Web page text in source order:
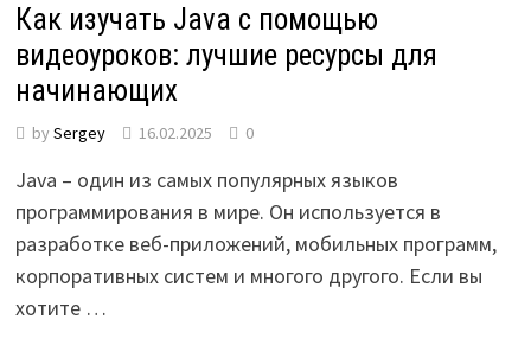
Как изучать Java с помощью
видеоуроков: лучшие ресурсы для
начинающих
by Sergey 16.02.2025 0
Java – один из самых популярных языков
программирования в мире. Он используется в
разработке веб-приложений, мобильных программ,
корпоративных систем и многого другого. Если вы
хотите …